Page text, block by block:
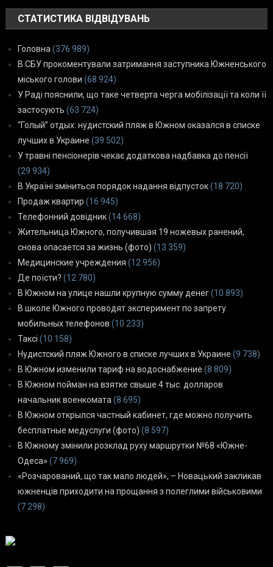
СТАТИСТИКА ВІДВІДУВАНЬ
Головна (376 989)
В СБУ прокоментували затримання заступника Южненського
міського голови (68 924)
У Раді пояснили, що таке четверта черга мобілізації та коли її
застосують (63 724)
“Голый” отдых: нудистский пляж в Южном оказался в списке
лучших в Украине (39 502)
У травні пенсіонерів чекає додаткова надбавка до пенсії
(29 934)
В Україні зміниться порядок надання відпусток(18 720)
Продаж квартир (16 945)
Телефонний довідник(14 668)
Жительница Южного, получившая 19 ножевых ранений,
снова опасается за жизнь (фото) (13 359)
Медицинские учреждения (12 956)
Де поїсти? (12 780)
В Южном на улице нашли крупную сумму денег(10 893)
В школе Южного проводят эксперимент по запрету
мобильных телефонов (10 233)
Таксі (10 158)
Нудистский пляж Южного в списке лучших в Украине (9 738)
В Южном изменили тариф на водоснабжение (8 809)
В Южном пойман на взятке свыше 4 тыс. долларов
начальник военкомата (8 695)
В Южном открылся частный кабинет, где можно получить
бесплатные медуслуги (фото) (8 597)
В Южному змінили розклад руху маршрутки №68 «Южне-
Одеса» (7 969)
«Розчарований, що так мало людей», – Новацький закликав
южненців приходити на прощання з полеглими військовими
(7 298)